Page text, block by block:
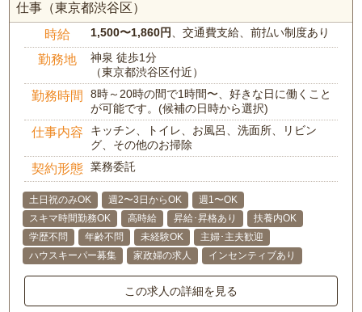
仕事（東京都渋谷区）
時給 1,500〜1,860円、交通費支給、前払い制度あり
勤務地
神泉 徒歩1分
（東京都渋谷区付近）
勤務時間
8時～20時の間で1時間〜、好きな日に働くこと
が可能です。(候補の日時から選択)
仕事内容
キッチン、トイレ、お風呂、洗面所、リビン
グ、その他のお掃除
契約形態 業務委託
土日祝のみOK 週2〜3日からOK
週1〜OK
スキマ時間勤務OK
高時給 昇給･昇格あり
扶養内OK
学歴不問
年齢不問 未経験OK
主婦･主夫歓迎
ハウスキーパー募集
家政婦の求人 インセンティブあり
この求人の詳細を見る